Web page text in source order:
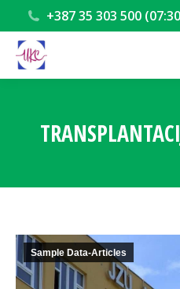
+387 35 303 500
Sample Data-Articles